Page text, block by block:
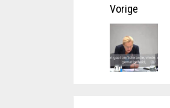
Doorgaan
met
lezen
Vorige